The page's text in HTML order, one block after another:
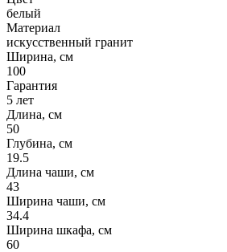
белый
Материал
искусственный гранит
Ширина, см
100
Гарантия
5 лет
Длина, см
50
Глубина, см
19.5
Длина чаши, см
43
Ширина чаши, см
34.4
Ширина шкафа, см
60